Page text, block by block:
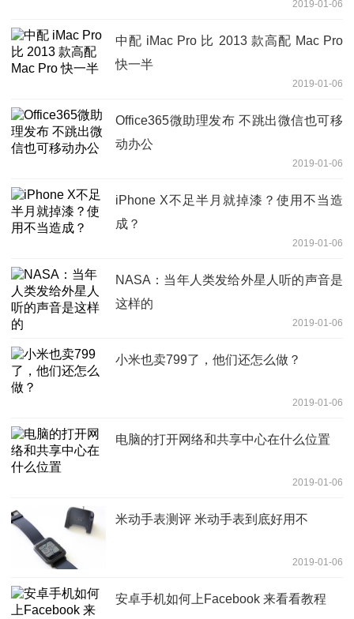
2019-01-06
中配 iMac Pro 比 2013 款高配 Mac Pro
快一半
2019-01-06
Office365微助理发布 不跳出微信也可移
动办公
2019-01-06
iPhone X不足半月就掉漆？使用不当造
成？
2019-01-06
NASA：当年人类发给外星人听的声音是
这样的
2019-01-06
小米也卖799了，他们还怎么做？
2019-01-06
电脑的打开网络和共享中心在什么位置
2019-01-06
米动手表测评 米动手表到底好用不
2019-01-06
安卓手机如何上Facebook 来看看教程